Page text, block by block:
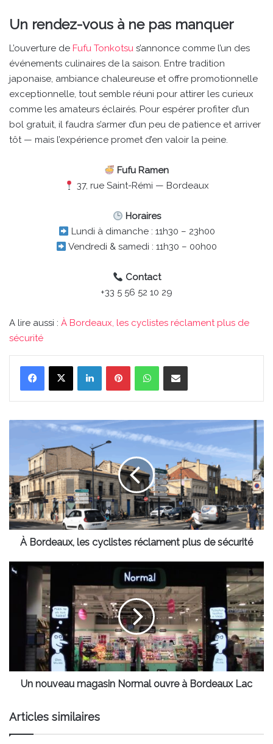
Un rendez-vous à ne pas manquer
L’ouverture de Fufu Tonkotsu s’annonce comme l’un des
événements culinaires de la saison. Entre tradition
japonaise, ambiance chaleureuse et offre promotionnelle
exceptionnelle, tout semble réuni pour attirer les curieux
comme les amateurs éclairés. Pour espérer profiter d’un
bol gratuit, il faudra s’armer d’un peu de patience et arriver
tôt — mais l’expérience promet d’en valoir la peine.
Fufu Ramen
37, rue Saint-Rémi — Bordeaux
Horaires
Lundi à dimanche : 11h30 – 23h00
Vendredi & samedi : 11h30 – 00h00
Contact
+33 5 56 52 10 29
A lire aussi : À Bordeaux, les cyclistes réclament plus de
sécurité
LinkedinPinterestWhatsAppPartager par email
cyclistes
réclament
plus
de
sécurité
À Bordeaux, les cyclistes réclament plus de sécurité
Un
nouveau
Normal
Bordeaux
Un nouveau magasin Normal ouvre à Bordeaux Lac
Articles similaires